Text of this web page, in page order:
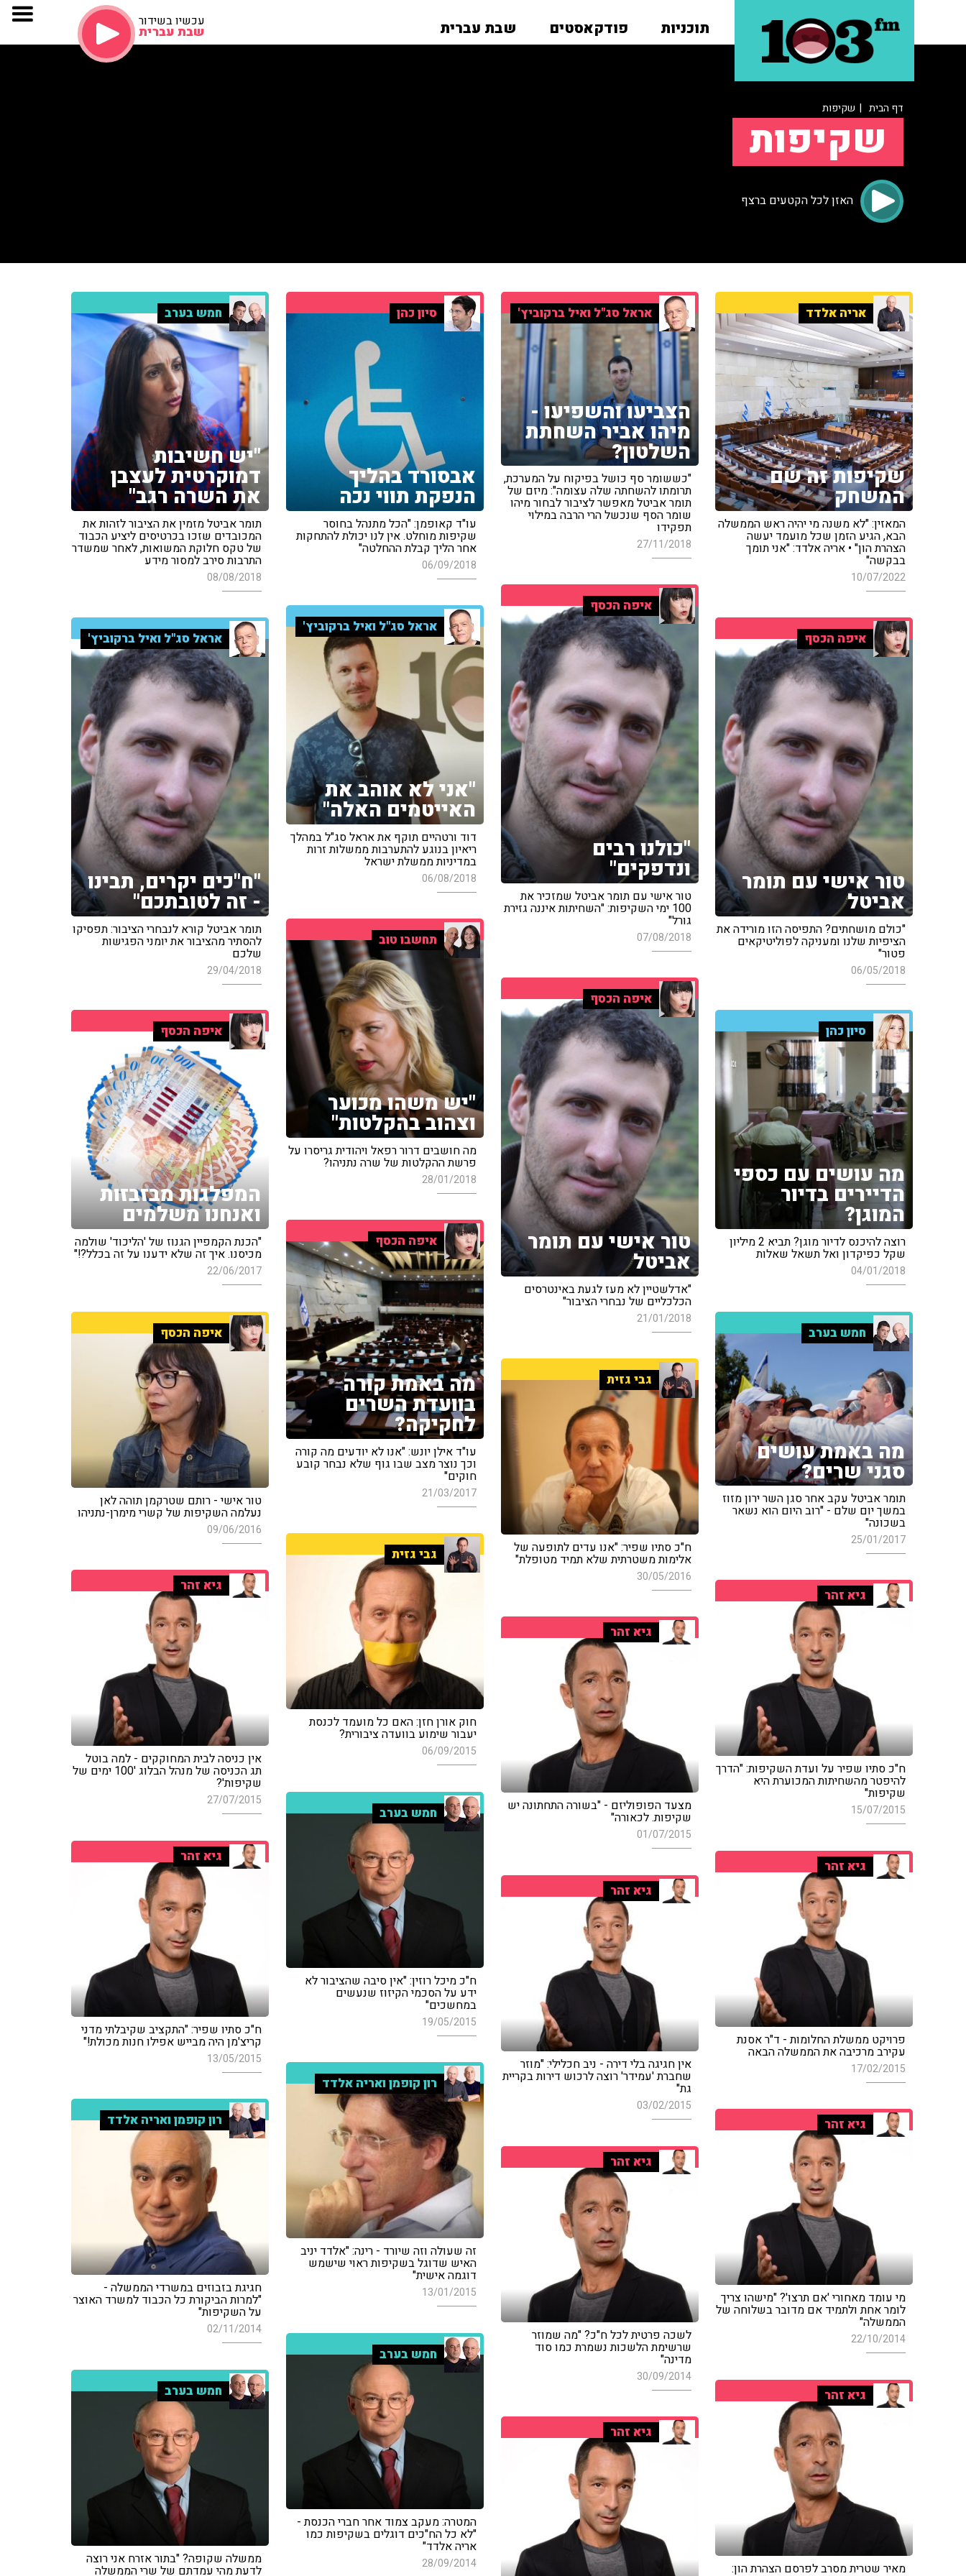
תוכניות פודקאסטים שבת עברית עכשיו בשידור
שבת עברית
דף הבית | שקיפות
שקיפות
האזן לכל הקטעים ברצף
אריה אלדד
שקיפות זה שם
המשחק
המאזין: "לא משנה מי יהיה ראש הממשלה
הבא, הגיע הזמן שכל מועמד יעשה
הצהרת הון" • אריה אלדד: "אני תומך
בבקשה"
10/07/2022
אראל סג"ל ואיל ברקוביץ'
הצביעו והשפיעו -
מיהו אביר השחתת
השלטון?
"כששומר סף כושל בפיקוח על המערכת,
תרומתו להשחתה שלה עצומה": מיזם של
תומר אביטל מאפשר לציבור לבחור מיהו
שומר הסף שנכשל הרי הרבה במילוי
תפקידו
27/11/2018
סיון כהן
אבסורד בהליך
הנפקת תווי נכה
עו"ד קאופמן: "הכל מתנהל בחוסר
שקיפות מוחלט. אין לנו יכולת להתחקות
אחר הליך קבלת ההחלטה"
06/09/2018
חמש בערב
"יש חשיבות
דמוקרטית לעצבן
את השרה רגב"
תומר אביטל מזמין את הציבור לזהות את
המכובדים שזכו בכרטיסים ליציע הכבוד
של טקס חלוקת המשואות, לאחר שמשדר
התרבות סירב למסור מידע
08/08/2018
איפה הכסף
"כולנו רבים
ונדפקים"
טור אישי עם תומר אביטל שמזכיר את
100 ימי השקיפות: "השחיתות איננה גזירת
גורל"
07/08/2018
אראל סג"ל ואיל ברקוביץ'
"אני לא אוהב את
האייטמים האלה"
דוד ורטהיים תוקף את אראל סג"ל במהלך
ריאיון בנוגע להתערבות ממשלות זרות
במדיניות ממשלת ישראל
06/08/2018
איפה הכסף
טור אישי עם תומר
אביטל
"כולם מושחתים? התפיסה הזו מורידה את
הציפיות שלנו ומעניקה לפוליטיקאים
פטור"
06/05/2018
אראל סג"ל ואיל ברקוביץ'
"ח"כים יקרים, תבינו
- זה לטובתכם"
תומר אביטל קורא לנבחרי הציבור: תפסיקו
להסתיר מהציבור את יומני הפגישות
שלכם
29/04/2018
תחשבו טוב
"יש משהו מכוער
וצהוב בהקלטות"
מה חושבים דרור רפאל ויהודית גריסרו על
פרשת ההקלטות של שרה נתניהו?
28/01/2018
איפה הכסף
טור אישי עם תומר
אביטל
"אדלשטיין לא מעז לגעת באינטרסים
הכלכליים של נבחרי הציבור"
21/01/2018
סיון כהן
מה עושים עם כספי
הדיירים בדיור
המוגן?
רוצה להיכנס לדיור מוגן? תביא 2 מיליון
שקל כפיקדון ואל תשאל שאלות
04/01/2018
איפה הכסף
המפלגות מבזבזות
ואנחנו משלמים
"הכנת הקמפיין הגנוז של 'הליכוד' שולמה
מכיסנו. איך זה שלא ידענו על זה בכלל?!"
22/06/2017
איפה הכסף
מה באמת קורה
בוועדת השרים
לחקיקה?
עו"ד אילן יונש: "אנו לא יודעים מה קורה
וכך נוצר מצב שבו גוף שלא נבחר קובע
חוקים"
21/03/2017
חמש בערב
מה באמת עושים
סגני שרים?
תומר אביטל עקב אחר סגן השר ירון מזוז
במשך יום שלם - "רוב היום הוא נשאר
בשכונה"
25/01/2017
איפה הכסף
טור אישי - רותם שטרקמן תוהה לאן
נעלמה השקיפות של קשרי מימרן-נתניהו
09/06/2016
גבי גזית
ח"כ סתיו שפיר: "אנו עדים לתופעה של
אלימות משטרתית שלא תמיד מטופלת"
30/05/2016
גבי גזית
חוק אורן חזן: האם כל מועמד לכנסת
יעבור שימוע בוועדה ציבורית?
06/09/2015
גיא זהר
אין כניסה לבית המחוקקים - למה בוטל
תג הכניסה של מנהל הבלוג '100 ימים של
שקיפות'?
27/07/2015
גיא זהר
ח"כ סתיו שפיר על ועדת השקיפות: "הדרך
להיפטר מהשחיתות המכוערת היא
שקיפות"
15/07/2015
גיא זהר
מצעד הפופוליזם - "בשורה התחתונה יש
שקיפות. לכאורה"
01/07/2015
חמש בערב
ח"כ מיכל רוזין: "אין סיבה שהציבור לא
ידע על הסכמי הקיזוז שנעשים
במחשכים"
19/05/2015
גיא זהר
ח"כ סתיו שפיר: "התקציב שקיבלתי מדני
קריצ'מן היה מבייש אפילו חנות מכולת!"
13/05/2015
גיא זהר
פרויקט ממשלת החלומות - ד"ר אסנת
עקירב מרכיבה את הממשלה הבאה
17/02/2015
גיא זהר
אין חגיגה בלי דירה - ניב חכלילי: "מוזר
שחברת 'עמידר' רוצה לרכוש דירות בקריית
גת"
03/02/2015
רון קופמן ואריה אלדד
זה שעולה וזה שיורד - רינה: "אלדד יניב
האיש שדוגל בשקיפות ראוי שישמש
דוגמה אישית"
13/01/2015
רון קופמן ואריה אלדד
חגיגת בזבוזים במשרדי הממשלה -
"למרות הביקורת כל הכבוד למשרד האוצר
על השקיפות"
02/11/2014
גיא זהר
מי עומד מאחורי 'אם תרצו'? "מישהו צריך
לומר אחת ולתמיד אם מדובר בשלוחה של
הממשלה"
22/10/2014
גיא זהר
לשכה פרטית לכל ח"כ? "מה שמוזר
שרשימת הלשכות נשמרת כמו סוד
מדינה"
30/09/2014
חמש בערב
המטרה: מעקב צמוד אחר חברי הכנסת -
"לא כל הח"כים דוגלים בשקיפות כמו
אריה אלדד"
28/09/2014
חמש בערב
ממשלה שקופה? "בתור אזרח אני רוצה
לדעת מהי עמדתם של שרי הממשלה
גיא זהר
מאיר שטרית מסרב לפרסם הצהרת הון:
גיא זהר